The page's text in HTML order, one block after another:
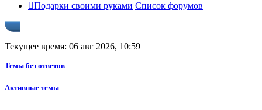
Подарки своими руками Список форумов
Текущее время: 06 авг 2026, 10:59
Темы без ответов
Активные темы